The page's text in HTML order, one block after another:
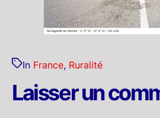
In France, Ruralité
Laisser un